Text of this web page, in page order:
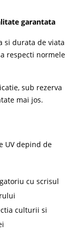
garantata
si durata de viata
respecti normele
sub rezerva
mai jos.
UV depind de
cu scrisul
culturii si